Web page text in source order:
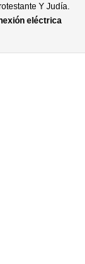
Y Judía.
eléctrica